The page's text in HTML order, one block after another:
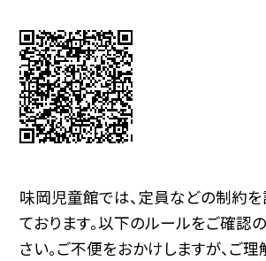
味岡児童館では、定員などの制約
ております。以下のルールをご確認
さい。ご不便をおかけしますが、ご